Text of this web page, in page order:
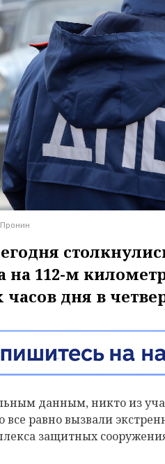
на 112-м
дня в
данным, никто из
все равно вызвали
защитных